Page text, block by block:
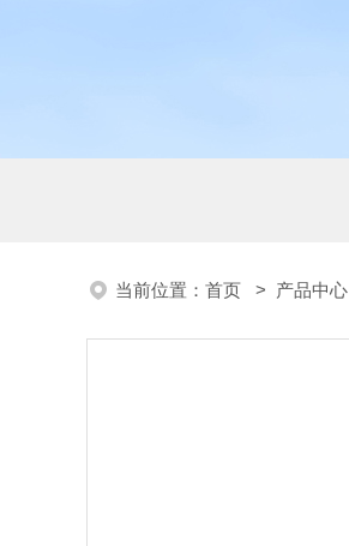
当前位置： 首页 > 产品中心